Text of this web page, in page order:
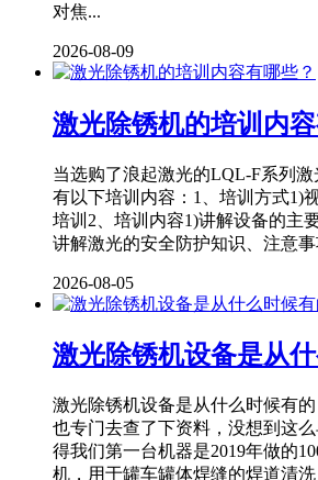
对焦...
2026-08-09
激光除锈机的培训内
当选购了浪起激光的LQL-F系列
有以下培训内容：1、培训方式1)
培训2、培训内容1)讲解设备的主
讲解激光的安全防护知识、注意事
2026-08-05
激光除锈机设备是从
激光除锈机设备是从什么时候有
也专门去查了下资料，没想到这
得我们第一台机器是2019年做的
机，用于罐车罐体焊缝的焊道清